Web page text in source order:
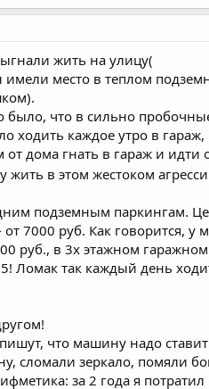
жить на улицу(
место в теплом
было, что в сильно
ходить каждое утро в
от дома гнать в гараж и
жить в этом жестоком
подземным паркингам.
7000 руб. Как говорится, у
руб., в 3х этажном
Ломак так каждый день
что машину надо
сломали зеркало, помяли
за 2 года я